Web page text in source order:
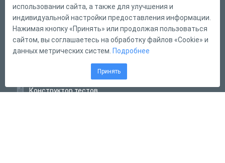
Русский
Справка
Форма обратной связи
Конструктор тестов
использовании сайта, а также для улучшения и
индивидуальной настройки предоставления информации.
Нажимая кнопку «Принять» или продолжая пользоваться
сайтом, вы соглашаетесь на обработку файлов «Cookie» и
данных метрических систем. Подробнее
Принять